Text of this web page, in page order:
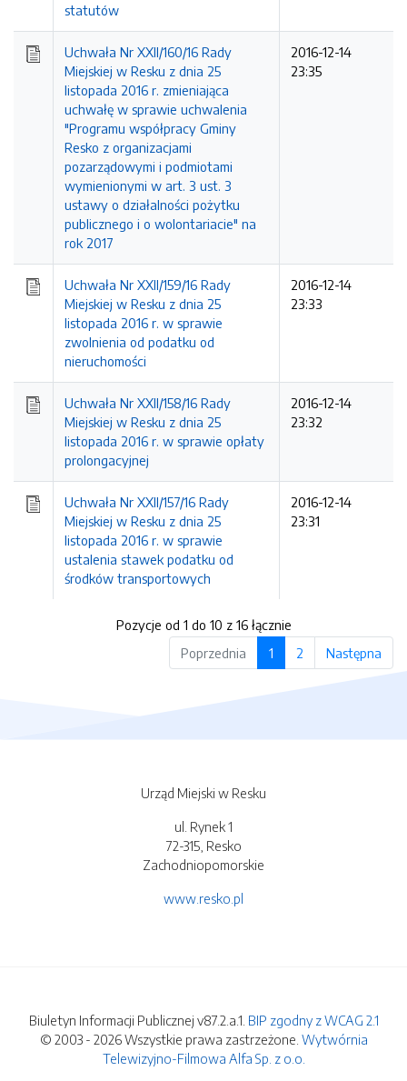
statutów
Uchwała Nr XXII/160/16 Rady
Miejskiej w Resku z dnia 25
listopada 2016 r. zmieniająca
uchwałę w sprawie uchwalenia
"Programu współpracy Gminy
Resko z organizacjami
pozarządowymi i podmiotami
wymienionymi w art. 3 ust. 3
ustawy o działalności pożytku
publicznego i o wolontariacie" na
rok 2017
2016-12-14
23:35
Uchwała Nr XXII/159/16 Rady
Miejskiej w Resku z dnia 25
listopada 2016 r. w sprawie
zwolnienia od podatku od
nieruchomości
2016-12-14
23:33
Uchwała Nr XXII/158/16 Rady
Miejskiej w Resku z dnia 25
listopada 2016 r. w sprawie opłaty
prolongacyjnej
2016-12-14
23:32
Uchwała Nr XXII/157/16 Rady
Miejskiej w Resku z dnia 25
listopada 2016 r. w sprawie
ustalenia stawek podatku od
środków transportowych
2016-12-14
23:31
Pozycje od 1 do 10 z 16 łącznie
Poprzednia
1 2 Następna
Urząd Miejski w Resku
ul. Rynek 1
72-315, Resko
Zachodniopomorskie
www.resko.pl
Biuletyn Informacji Publicznej v87.2.a.1. BIP zgodny z WCAG 2.1
© 2003 - 2026 Wszystkie prawa zastrzeżone. Wytwórnia
Telewizyjno-Filmowa Alfa Sp. z o.o.